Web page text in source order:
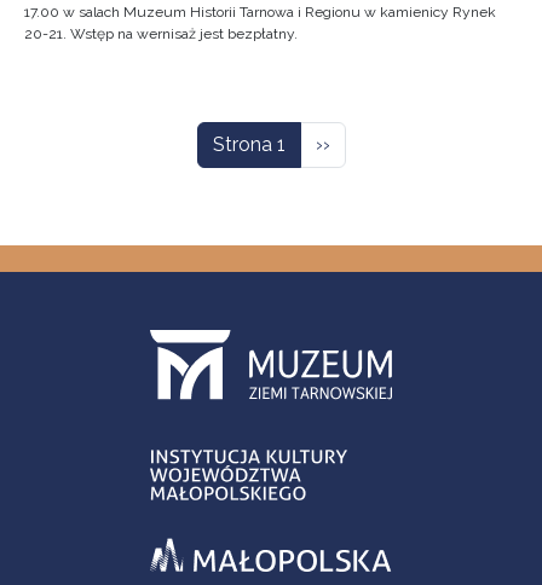
17.00 w salach Muzeum Historii Tarnowa i Regionu w kamienicy Rynek
20-21. Wstęp na wernisaż jest bezpłatny.
Strona 1 Następna strona
››